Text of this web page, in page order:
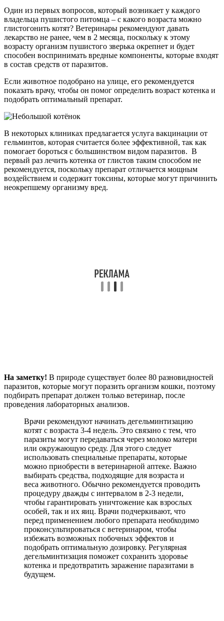
Один из первых вопросов, который возникает у каждого
владельца пушистого питомца – с какого возраста можно
глистогонить котят? Ветеринары рекомендуют давать
лекарство не ранее, чем в 2 месяца, поскольку к этому
возрасту организм пушистого зверька окрепнет и будет
способен воспринимать вредные компоненты, которые входят
в состав средств от паразитов.
Если животное подобрано на улице, его рекомендуется
показать врачу, чтобы он помог определить возраст котенка и
подобрать оптимальный препарат.
В некоторых клиниках предлагается услуга вакцинации от
гельминтов, которая считается более эффективной, так как
помогает бороться с большинством видом паразитов. В
первый раз лечить котенка от глистов таким способом не
рекомендуется, поскольку препарат отличается мощным
воздействием и содержит токсины, которые могут причинить
неокрепшему организму вред.
На заметку! В природе существует более 80 разновидностей
паразитов, которые могут поразить организм кошки, поэтому
подбирать препарат должен только ветеринар, после
проведения лабораторных анализов.
Врачи рекомендуют начинать дегельминтизацию
котят с возраста 3-4 недель. Это связано с тем, что
паразиты могут передаваться через молоко матери
или окружающую среду. Для этого следует
использовать специальные препараты, которые
можно приобрести в ветеринарной аптеке. Важно
выбирать средства, подходящие для возраста и
веса животного. Обычно рекомендуется проводить
процедуру дважды с интервалом в 2-3 недели,
чтобы гарантировать уничтожение как взрослых
особей, так и их яиц. Врачи подчеркивают, что
перед применением любого препарата необходимо
проконсультироваться с ветеринаром, чтобы
избежать возможных побочных эффектов и
подобрать оптимальную дозировку. Регулярная
дегельминтизация поможет сохранить здоровье
котенка и предотвратить заражение паразитами в
будущем.